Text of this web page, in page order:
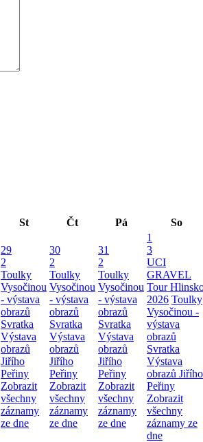
St Čt Pá So
29
2
Toulky
Vysočinou
- výstava
obrazů
Svratka
Výstava
obrazů
Jiřího
Peřiny
Zobrazit
všechny
záznamy
ze dne
30
2
Toulky
Vysočinou
- výstava
obrazů
Svratka
Výstava
obrazů
Jiřího
Peřiny
Zobrazit
všechny
záznamy
ze dne
31
2
Toulky
Vysočinou
- výstava
obrazů
Svratka
Výstava
obrazů
Jiřího
Peřiny
Zobrazit
všechny
záznamy
ze dne
1
3
UCI
GRAVEL
Tour
2026 Toulky
Vysočinou -
výstava
obrazů
Svratka
Výstava
obrazů Jiřího
Peřiny
Zobrazit
všechny
záznamy ze
dne